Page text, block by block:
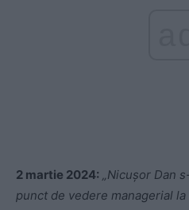
2 martie 2024:
„Nicușor Dan
punct de vedere managerial